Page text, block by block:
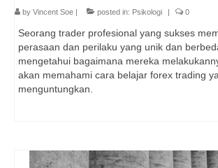
by Vincent Soe posted in: Psikologi 0
Seorang trader profesional yang sukses
perasaan dan perilaku yang unik dan
mengetahui bagaimana mereka
akan memahami cara belajar forex trading
menguntungkan.